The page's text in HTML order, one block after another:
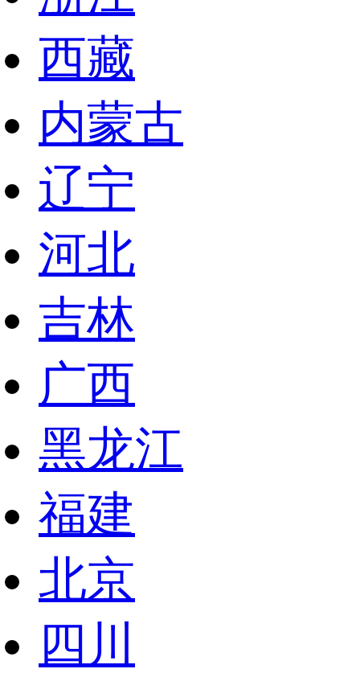
西藏
内蒙古
辽宁
河北
吉林
广西
黑龙江
福建
北京
四川